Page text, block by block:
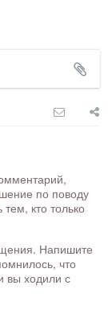
по поводу
кто только
Напишите
что
вы ходили с